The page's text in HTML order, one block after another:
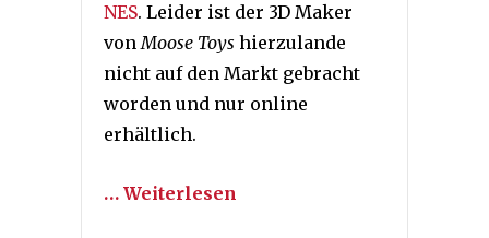
NES. Leider ist der 3D Maker
vonMoose Toys hierzulande
nicht auf den Markt gebracht
worden und nur online
erhältlich.
… Weiterlesen